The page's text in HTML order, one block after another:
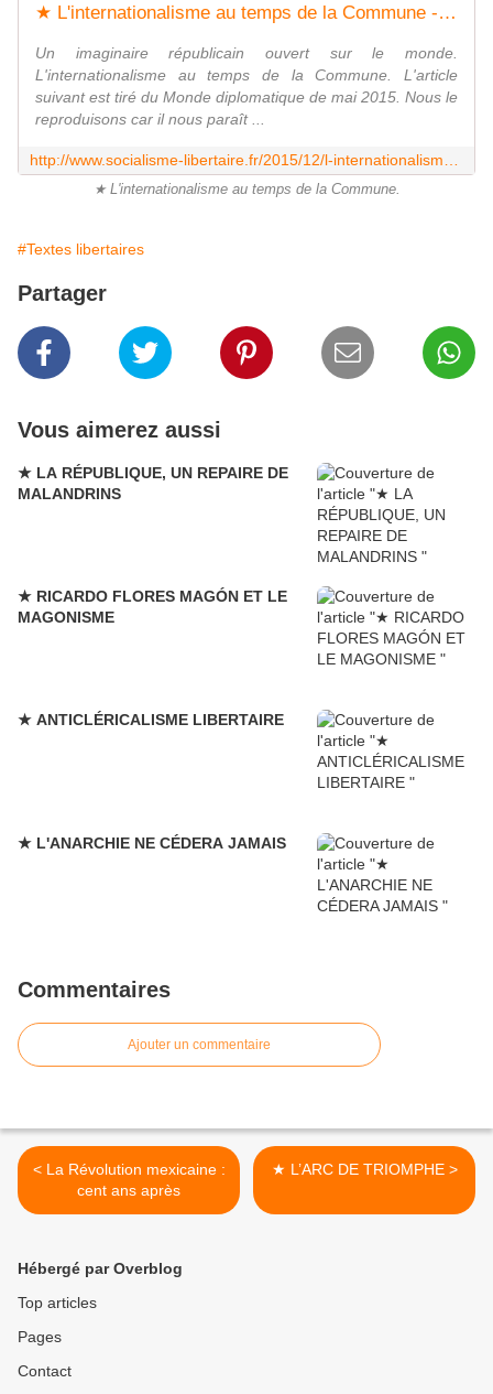
★ L'internationalisme au temps de la Commune - Socialisme libertaire
Un imaginaire républicain ouvert sur le monde.
L'internationalisme au temps de la Commune. L'article
suivant est tiré du Monde diplomatique de mai 2015. Nous le
reproduisons car il nous paraît ...
★ L'internationalisme au temps de la Commune.
#Textes libertaires
Partager
Vous aimerez aussi
★ LA RÉPUBLIQUE, UN REPAIRE DE
MALANDRINS
★ RICARDO FLORES MAGÓN ET LE
MAGONISME
★ ANTICLÉRICALISME LIBERTAIRE
★ L'ANARCHIE NE CÉDERA JAMAIS
Commentaires
Ajouter un commentaire
< La Révolution mexicaine :
cent ans après
★ L’ARC DE TRIOMPHE >
Hébergé par Overblog
Top articles
Pages
Contact